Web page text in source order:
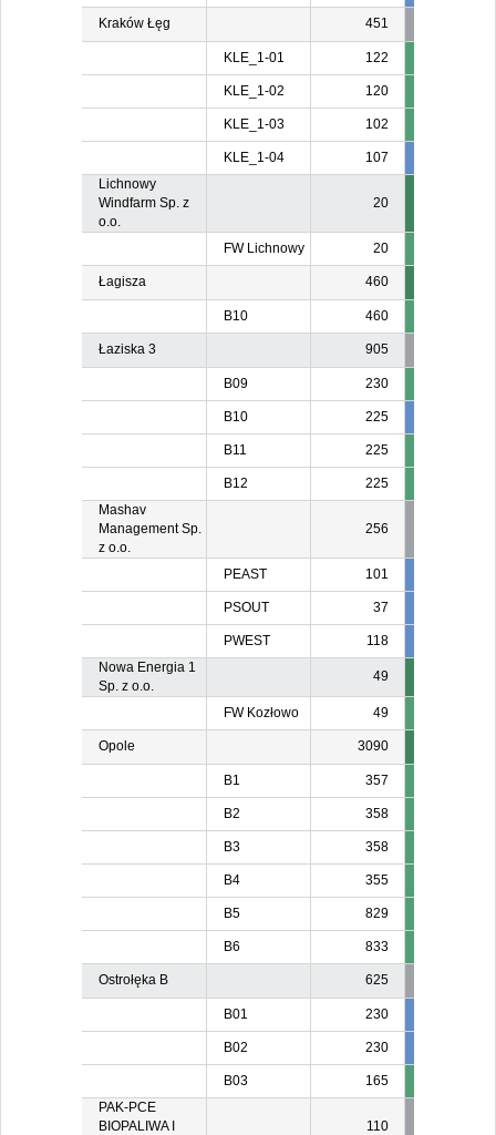
Kraków Łęg 451
KLE_1-01 122
KLE_1-02 120
KLE_1-03 102
KLE_1-04 107
Lichnowy
Windfarm Sp. z
o.o.
20
FW Lichnowy 20
Łagisza 460
B10 460
Łaziska 3 905
B09 230
B10 225
B11 225
B12
225
Mashav
Management Sp.
z o.o.
256
PEAST 101
PSOUT 37
PWEST 118
Nowa Energia 1
Sp. z o.o.
49
FW Kozłowo 49
Opole 3090
B1 357
B2 358
B3 358
B4 355
B5 829
B6 833
Ostrołęka B 625
B01 230
B02 230
B03 165
PAK-PCE
BIOPALIWA I
110